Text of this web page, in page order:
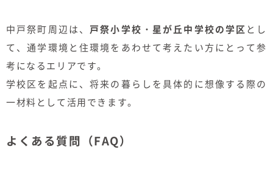
中戸祭町周辺は、 戸祭小学校・星が丘中学校の学区とし
て、通学環境と住環境をあわせて考えたい方にとって参
考になるエリアです。
学校区を起点に、将来の暮らしを具体的に想像する際の
一材料として活用できます。
よくある質問（FAQ）